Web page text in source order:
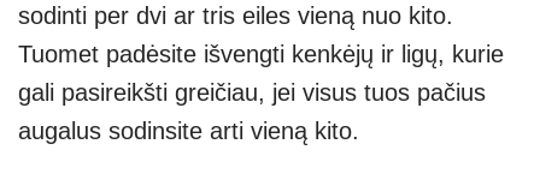
sodinti per dvi ar tris eiles vieną nuo kito.
Tuomet padėsite išvengti kenkėjų ir ligų, kurie
gali pasireikšti greičiau, jei visus tuos pačius
augalus sodinsite arti vieną kito.